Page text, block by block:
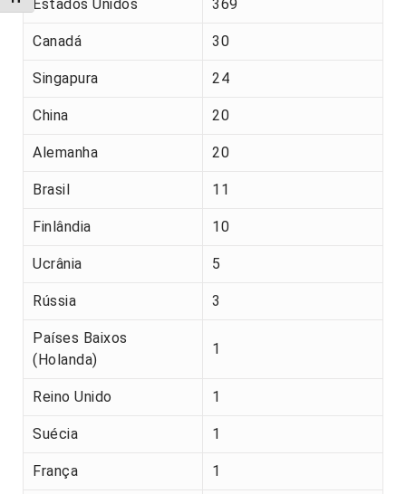
Estados Unidos 369
Canadá 30
Singapura 24
China 20
Alemanha 20
Brasil 11
Finlândia 10
Ucrânia 5
Rússia 3
Países Baixos
(Holanda)
1
Reino Unido 1
Suécia 1
França 1